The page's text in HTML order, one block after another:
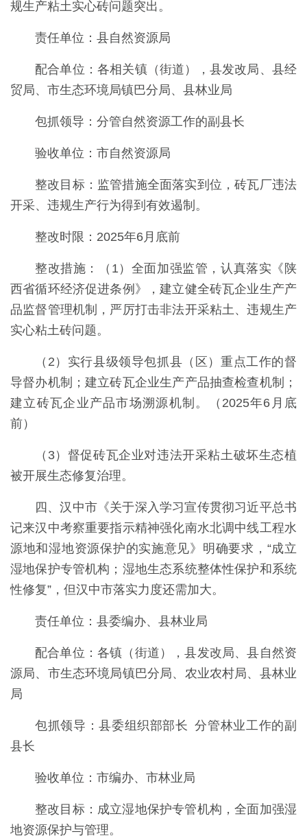
规生产粘土实心砖问题突出。
责任单位：县自然资源局
配合单位：各相关镇（街道），县发改局、县经
贸局、市生态环境局镇巴分局、县林业局
包抓领导：分管自然资源工作的副县长
验收单位：市自然资源局
整改目标：监管措施全面落实到位，砖瓦厂违法
开采、违规生产行为得到有效遏制。
整改时限：2025年6月底前
整改措施：（1）全面加强监管，认真落实《陕
西省循环经济促进条例》，建立健全砖瓦企业生产产
品监督管理机制，严厉打击非法开采粘土、违规生产
实心粘土砖问题。
（2）实行县级领导包抓县（区）重点工作的督
导督办机制；建立砖瓦企业生产产品抽查检查机制；
建立砖瓦企业产品市场溯源机制。（2025年6月底
前）
（3）督促砖瓦企业对违法开采粘土破坏生态植
被开展生态修复治理。
四、汉中市《关于深入学习宣传贯彻习近平总书
记来汉中考察重要指示精神强化南水北调中线工程水
源地和湿地资源保护的实施意见》明确要求，“成立
湿地保护专管机构；湿地生态系统整体性保护和系统
性修复”，但汉中市落实力度还需加大。
责任单位：县委编办、县林业局
配合单位：各镇（街道），县发改局、县自然资
源局、市生态环境局镇巴分局、农业农村局、县林业
局
包抓领导：县委组织部部长 分管林业工作的副
县长
验收单位：市编办、市林业局
整改目标：成立湿地保护专管机构，全面加强湿
地资源保护与管理。